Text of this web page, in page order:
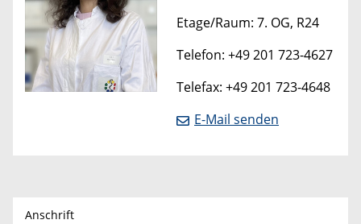
Etage/Raum: 7. OG, R24
Telefon: +49 201 723-4627
Telefax: +49 201 723-4648
E-Mail senden
Anschrift